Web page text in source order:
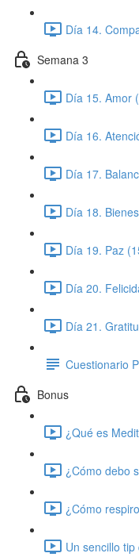
Día 14.
Semana 3
Día 15. Amor
Día 16.
Día 17.
Día 18.
Día 19. Paz
Día 20.
Día 21.
Cuestionario
Bonus
¿Qué es
¿Cómo debo
¿Cómo
Un sencillo